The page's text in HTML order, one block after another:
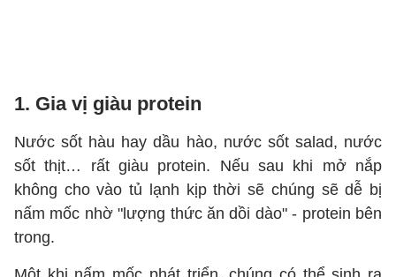
1. Gia vị giàu protein
Nước sốt hàu hay dầu hào, nước sốt salad, nước
sốt thịt… rất giàu protein. Nếu sau khi mở nắp
không cho vào tủ lạnh kịp thời sẽ chúng sẽ dễ bị
nấm mốc nhờ "lượng thức ăn dồi dào" - protein bên
trong.